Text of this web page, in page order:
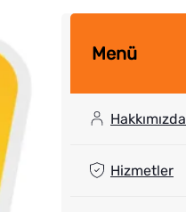
Menü
Hakkımızda
Hizmetler